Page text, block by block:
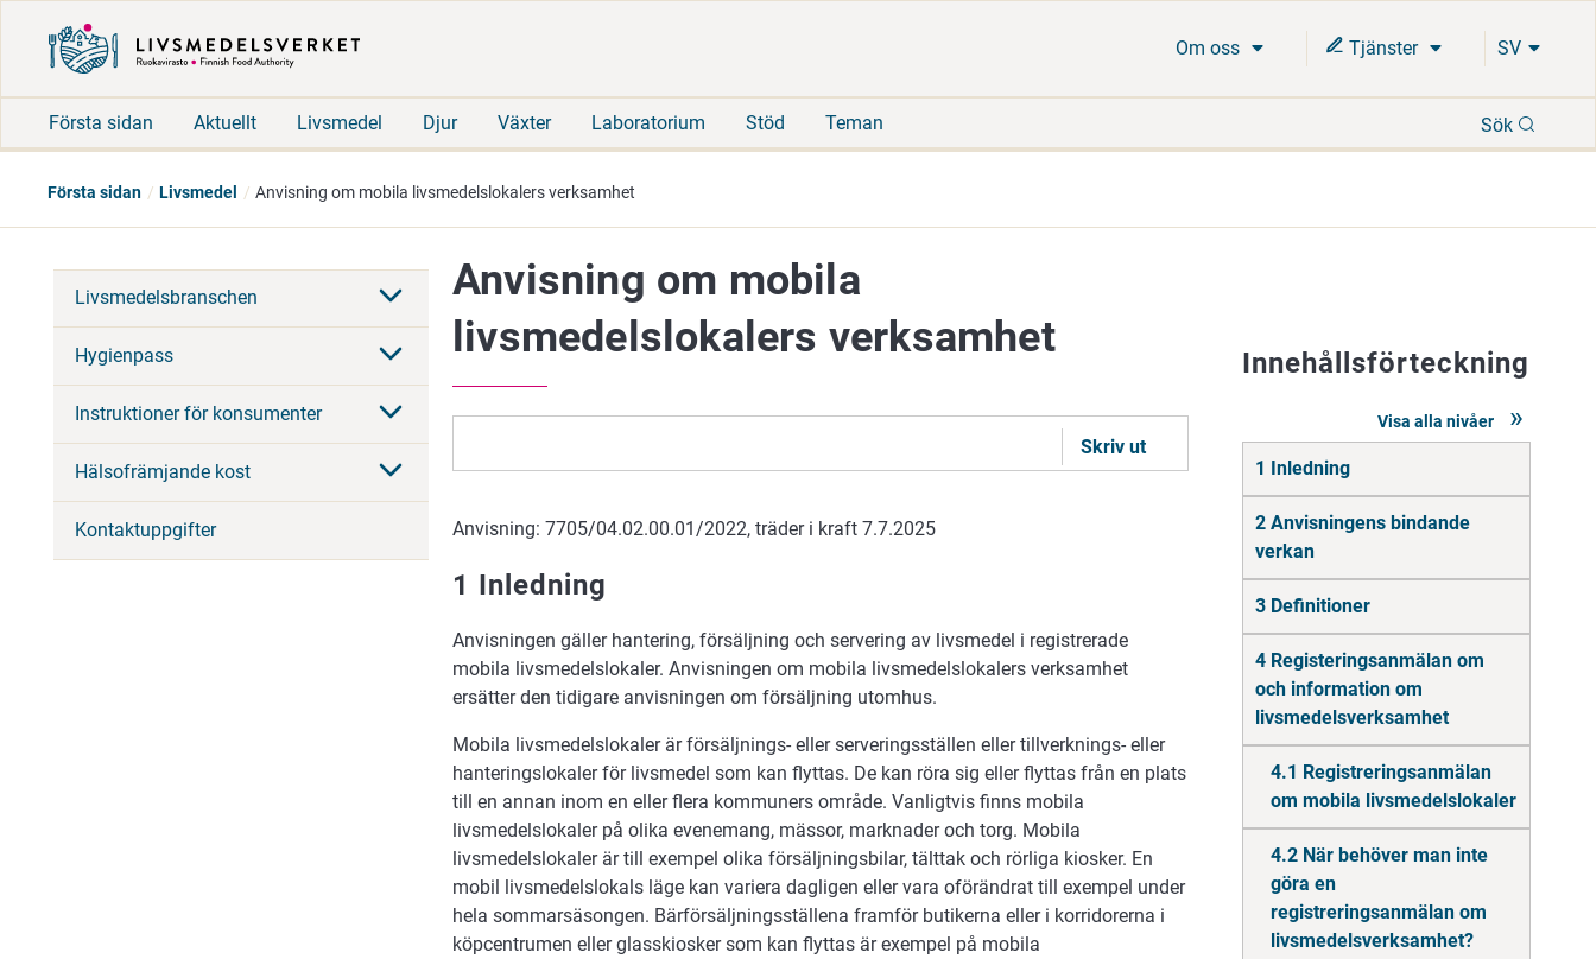
Om oss Tjänster SV
Första sidan Aktuellt Livsmedel Djur Växter Laboratorium Stöd Teman Sök
Första sidan Livsmedel Anvisning om mobila livsmedelslokalers verksamhet
Livsmedelsbranschen
Hygienpass
Instruktioner för konsumenter
Hälsofrämjande kost
Kontaktuppgifter
Anvisning om mobila
livsmedelslokalers verksamhet
Skriv ut
Innehållsförteckning
Visa alla nivåer
Gå
direkt
till
innehåll
1 Inledning
2 Anvisningens bindande
verkan
3 Definitioner
4 Registeringsanmälan om
och information om
livsmedelsverksamhet
4.1 Registreringsanmälan
om mobila livsmedelslokaler
4.2 När behöver man inte
göra en
registreringsanmälan om
livsmedelsverksamhet?
Anvisning: 7705/04.02.00.01/2022, träder i kraft 7.7.2025
1 Inledning
Anvisningen gäller hantering, försäljning och servering av livsmedel i registrerade
mobila livsmedelslokaler. Anvisningen om mobila livsmedelslokalers verksamhet
ersätter den tidigare anvisningen om försäljning utomhus.
Mobila livsmedelslokaler är försäljnings- eller serveringsställen eller tillverknings- eller
hanteringslokaler för livsmedel som kan flyttas. De kan röra sig eller flyttas från en plats
till en annan inom en eller flera kommuners område. Vanligtvis finns mobila
livsmedelslokaler på olika evenemang, mässor, marknader och torg. Mobila
livsmedelslokaler är till exempel olika försäljningsbilar, tälttak och rörliga kiosker. En
mobil livsmedelslokals läge kan variera dagligen eller vara oförändrat till exempel under
hela sommarsäsongen. Bärförsäljningsställena framför butikerna eller i korridorerna i
köpcentrumen eller glasskiosker som kan flyttas är exempel på mobila